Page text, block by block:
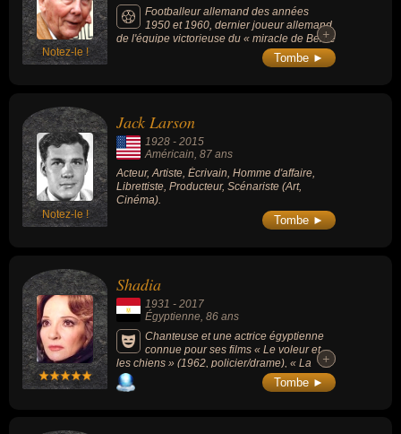
Notez-le !
Footballeur allemand des années
1950 et 1960, dernier joueur allemand
de l'équipe victorieuse du « miracle de Berne
» (victoire inattendue au terme de la Coupe
du monde 1954, considérée comme un
+
+
Tombe ►
Notez-le !
Jack Larson
1928 - 2015
Américain, 87 ans
Acteur, Artiste, Écrivain, Homme d'affaire,
Librettiste, Producteur, Scénariste (Art,
Cinéma).
Tombe ►
Shadia
1931 - 2017
Égyptienne , 86 ans
Chanteuse et une actrice égyptienne
connue pour ses films « Le voleur et
les chiens » (1962, policier/drame), « La
femme numéro 13 » (1962, comédie) ou «
L'Idole des foules » (1967, drame/amour).
+
+
Tombe ►